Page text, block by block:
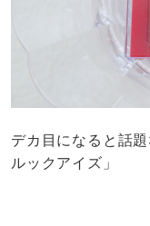
デカ目になると話
ルックアイズ」